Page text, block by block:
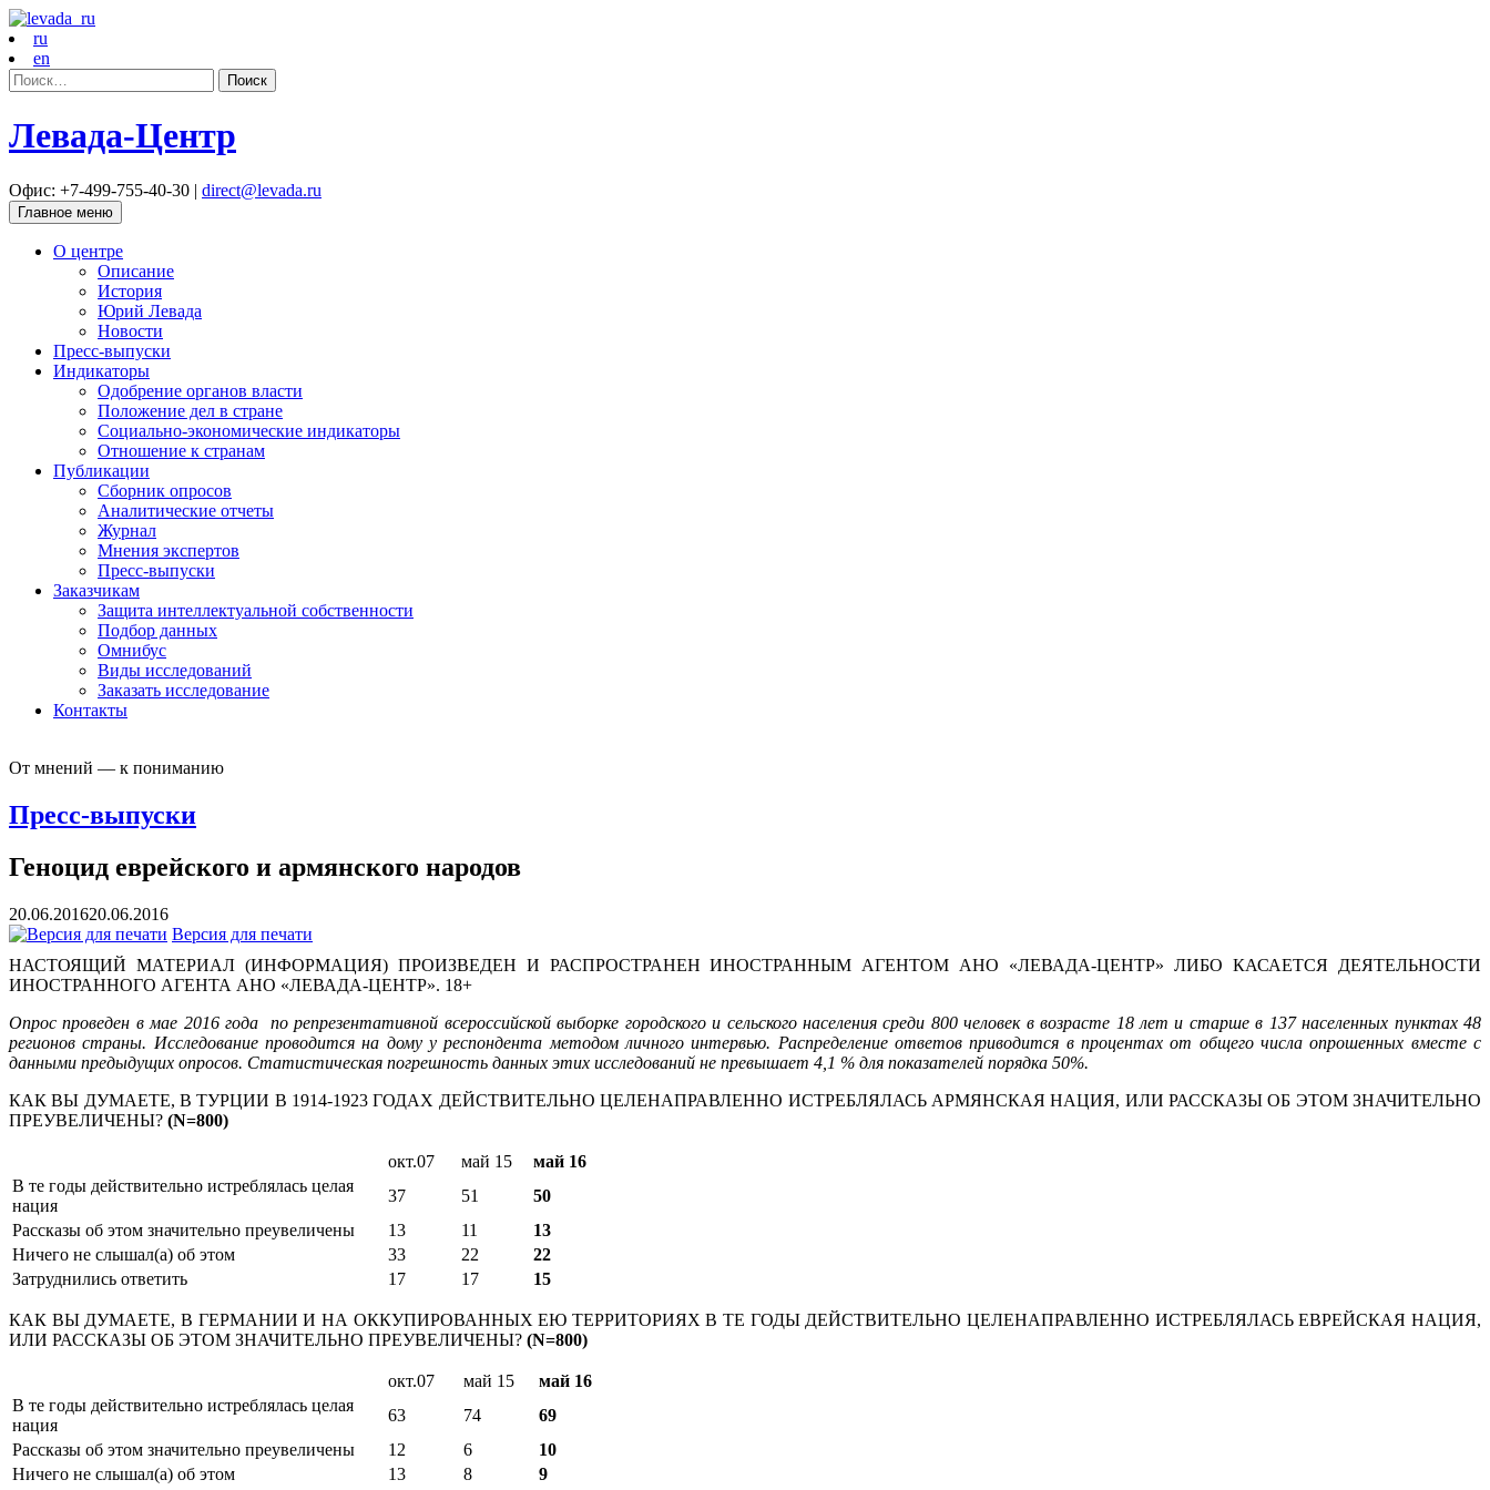
ru
en
Найти:
Левада-Центр
Офис: +7-499-755-40-30 | direct@levada.ru
Главное меню
О центре
Описание
История
Юрий Левада
Новости
Пресс-выпуски
Индикаторы
Одобрение органов власти
Положение дел в стране
Социально-экономические индикаторы
Отношение к странам
Публикации
Сборник опросов
Аналитические отчеты
Журнал
Мнения экспертов
Пресс-выпуски
Заказчикам
Защита интеллектуальной собственности
Подбор данных
Омнибус
Виды исследований
Заказать исследование
Контакты
От мнений — к пониманию
Пресс-выпуски
Геноцид еврейского и армянского народов
20.06.201620.06.2016
Версия для печати
НАСТОЯЩИЙ МАТЕРИАЛ (ИНФОРМАЦИЯ) ПРОИЗВЕДЕН И РАСПРОСТРАНЕН ИНОСТРАННЫМ АГЕНТОМ АНО «ЛЕВАДА-ЦЕНТР» ЛИБО КАСАЕТСЯ ДЕЯТЕЛЬНОСТИ
ИНОСТРАННОГО АГЕНТА АНО «ЛЕВАДА-ЦЕНТР». 18+
Опрос проведен в мае 2016 года по репрезентативной всероссийской выборке городского и сельского населения среди 800 человек в возрасте 18 лет и старше в 137 населенных пунктах 48
регионов страны. Исследование проводится на дому у респондента методом личного интервью. Распределение ответов приводится в процентах от общего числа опрошенных вместе с
данными предыдущих опросов. Статистическая погрешность данных этих исследований не превышает 4,1 % для показателей порядка 50%.
КАК ВЫ ДУМАЕТЕ, В ТУРЦИИ В 1914-1923 ГОДАХ ДЕЙСТВИТЕЛЬНО ЦЕЛЕНАПРАВЛЕННО ИСТРЕБЛЯЛАСЬ АРМЯНСКАЯ НАЦИЯ, ИЛИ РАССКАЗЫ ОБ ЭТОМ ЗНАЧИТЕЛЬНО
ПРЕУВЕЛИЧЕНЫ? (N=800)
окт.07 май 15
май 16
В те годы действительно истреблялась целая
нация
37 51
50
Рассказы об этом значительно преувеличены
13 11
13
Ничего не слышал(а) об этом
33 22
22
Затруднились ответить
17 17 15
КАК ВЫ ДУМАЕТЕ, В ГЕРМАНИИ И НА ОККУПИРОВАННЫХ ЕЮ ТЕРРИТОРИЯХ В ТЕ ГОДЫ ДЕЙСТВИТЕЛЬНО ЦЕЛЕНАПРАВЛЕННО ИСТРЕБЛЯЛАСЬ ЕВРЕЙСКАЯ НАЦИЯ,
ИЛИ РАССКАЗЫ ОБ ЭТОМ ЗНАЧИТЕЛЬНО ПРЕУВЕЛИЧЕНЫ? (N=800)
окт.07 май 15
май 16
В те годы действительно истреблялась целая
нация
63 74
69
Рассказы об этом значительно преувеличены
12 6
10
Ничего не слышал(а) об этом
13 8
9